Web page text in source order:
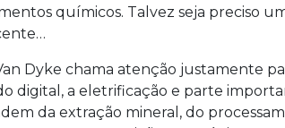
químicos. Talvez seja preciso
Dyke chama atenção justamente
digital, a eletrificação e parte
da extração mineral, do